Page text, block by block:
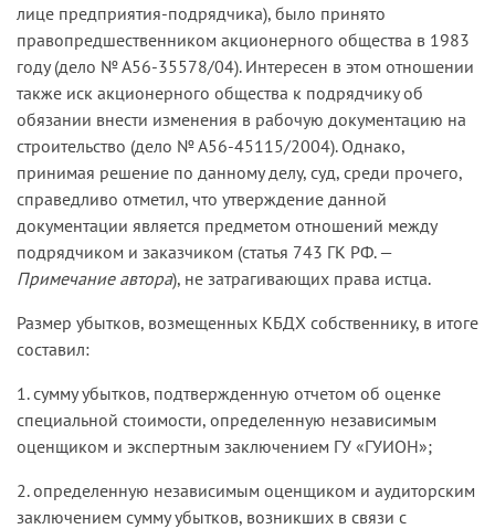
лице предприятия-подрядчика), было принято
правопредшественником акционерного общества в 1983
году (дело № А56-35578/04). Интересен в этом отношении
также иск акционерного общества к подрядчику об
обязании внести изменения в рабочую документацию на
строительство (дело № А56-45115/2004). Однако,
принимая решение по данному делу, суд, среди прочего,
справедливо отметил, что утверждение данной
документации является предметом отношений между
подрядчиком и заказчиком (статья 743 ГК РФ. —
Примечание автора), не затрагивающих права истца.
Размер убытков, возмещенных КБДХ собственнику, в итоге
составил:
1. сумму убытков, подтвержденную отчетом об оценке
специальной стоимости, определенную независимым
оценщиком и экспертным заключением ГУ «ГУИОН»;
2. определенную независимым оценщиком и аудиторским
заключением сумму убытков, возникших в связи с